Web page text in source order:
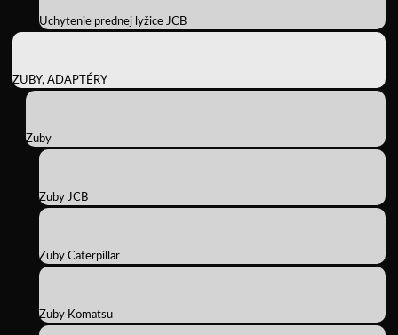
Uchytenie prednej lyžice JCB
ZUBY, ADAPTÉRY
Zuby
Zuby JCB
Zuby Caterpillar
Zuby Komatsu